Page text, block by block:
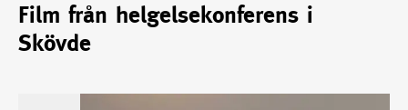
Film från helgelsekonferens i
Skövde